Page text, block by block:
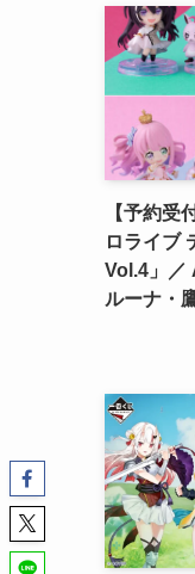
【予約受
ロライブ
Vol.4」／
ルーナ・